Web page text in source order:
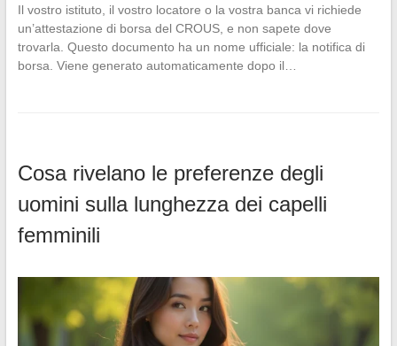
Il vostro istituto, il vostro locatore o la vostra banca vi richiede
un’attestazione di borsa del CROUS, e non sapete dove
trovarla. Questo documento ha un nome ufficiale: la notifica di
borsa. Viene generato automaticamente dopo il…
Cosa rivelano le preferenze degli
uomini sulla lunghezza dei capelli
femminili